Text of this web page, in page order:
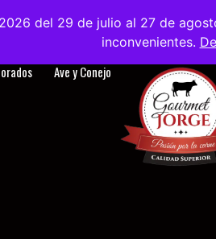
del 29 de julio al 27 de
inconvenientes.
Sobre nosotros Blog Contacto
Ave y Conejo